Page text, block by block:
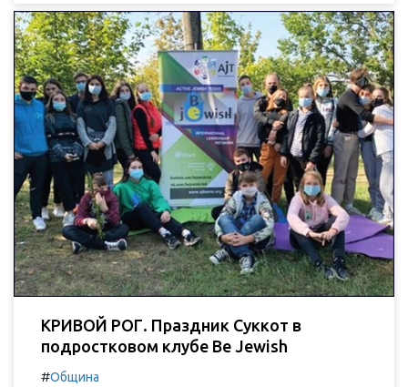
КРИВОЙ РОГ. Праздник Суккот в
подростковом клубе Be Jewish
#Община